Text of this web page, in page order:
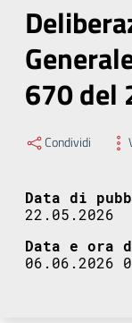
670
Condividi
Data di
22.05.2026
Data e ora
06.06.2026